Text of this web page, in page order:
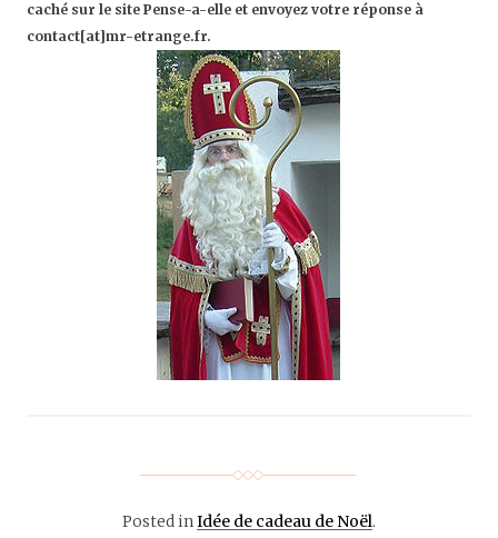
caché sur le site Pense-a-elle et envoyez votre réponse à
contact[at]mr-etrange.fr.
Posted inIdée de cadeau de Noël.